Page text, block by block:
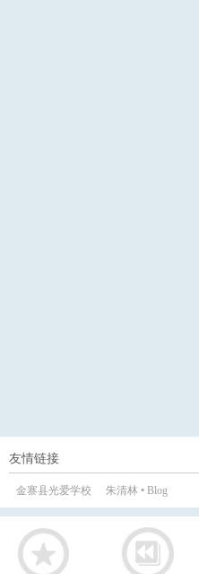
友情链接
金寨县光爱学校 朱清林 • Blog